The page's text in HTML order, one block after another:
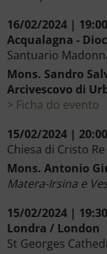
16/02/2024 |
Acqualagna -
Santuario
Mons. Sandro
Arcivescovo di
Ficha do evento
15/02/2024 |
Chiesa di Cristo Re
Mons. Antonio
Matera-Irsina e
15/02/2024 |
Londra / London
St Georges